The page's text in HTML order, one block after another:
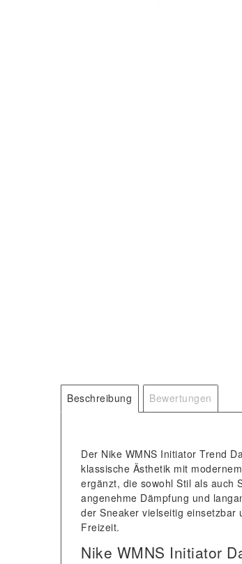
Beschreibung Bewertungen
Der Nike WMNS Initiator Trend
klassische Ästhetik mit
ergänzt, die sowohl Stil als auch
angenehme Dämpfung und
der Sneaker vielseitig
Freizeit.
Nike WMNS Initiator